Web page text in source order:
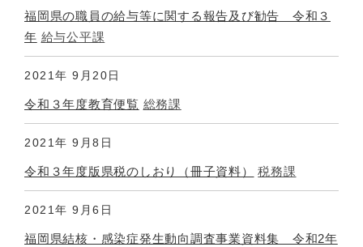
福岡県の職員の給与等に関する報告及び勧告 令和３
年 給与公平課
2021年 9月20日
令和３年度教育便覧 総務課
2021年 9月8日
令和３年度版県税のしおり（冊子資料） 税務課
2021年 9月6日
福岡県結核・感染症発生動向調査事業資料集 令和2年